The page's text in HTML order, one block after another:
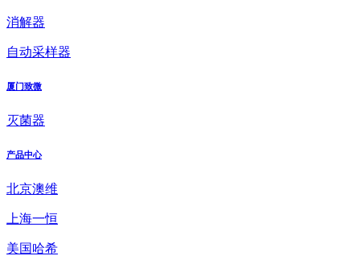
消解器
自动采样器
厦门致微
灭菌器
产品中心
北京澳维
上海一恒
美国哈希